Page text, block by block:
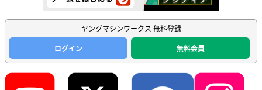
ヤングマシンワークス 無料登録
ログイン
無料会員